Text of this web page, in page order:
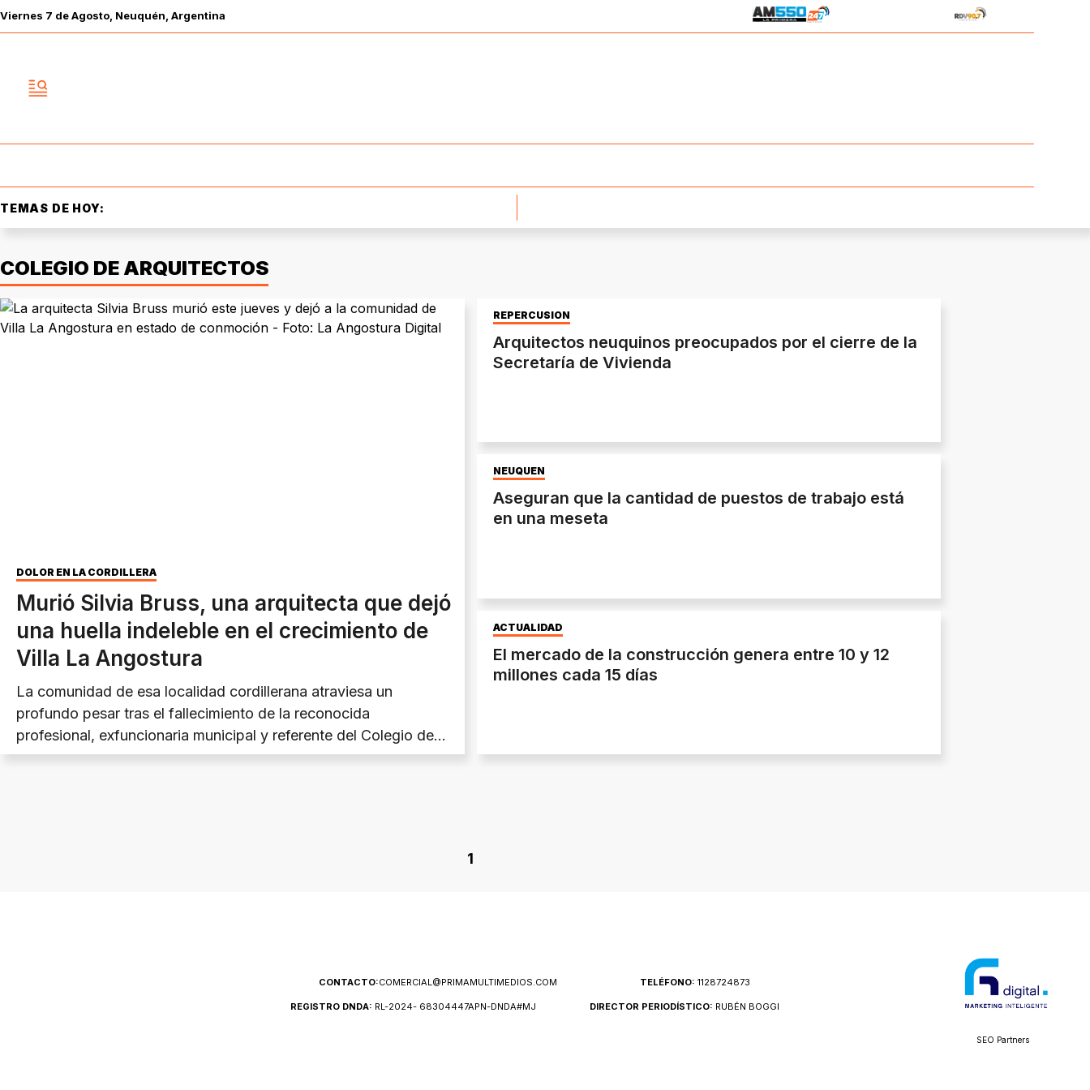
Viernes 7 deAgosto , Neuquén, Argentina
TEMAS DE HOY:
COLEGIO DE ARQUITECTOS
DOLOR EN LA CORDILLERA
Murió Silvia Bruss, una arquitecta que dejó
una huella indeleble en el crecimiento de
Villa La Angostura
La comunidad de esa localidad cordillerana atraviesa un
profundo pesar tras el fallecimiento de la reconocida
profesional, exfuncionaria municipal y referente del Colegio de
Arquitectos de la provincia de Neuquén.
REPERCUSIÓN
Arquitectos neuquinos preocupados por el cierre de la
Secretaría de Vivienda
NEUQUÉN
Aseguran que la cantidad de puestos de trabajo está
en una meseta
ACTUALIDAD
El mercado de la construcción genera entre 10 y 12
millones cada 15 días
1
CONTACTO:COMERCIAL@PRIMAMULTIMEDIOS.COM TELÉFONO: 1128724873
REGISTRO DNDA: RL-2024- 68304447APN-DNDA#MJ DIRECTOR PERIODÍSTICO: RUBÉN BOGGI
SEO Partners